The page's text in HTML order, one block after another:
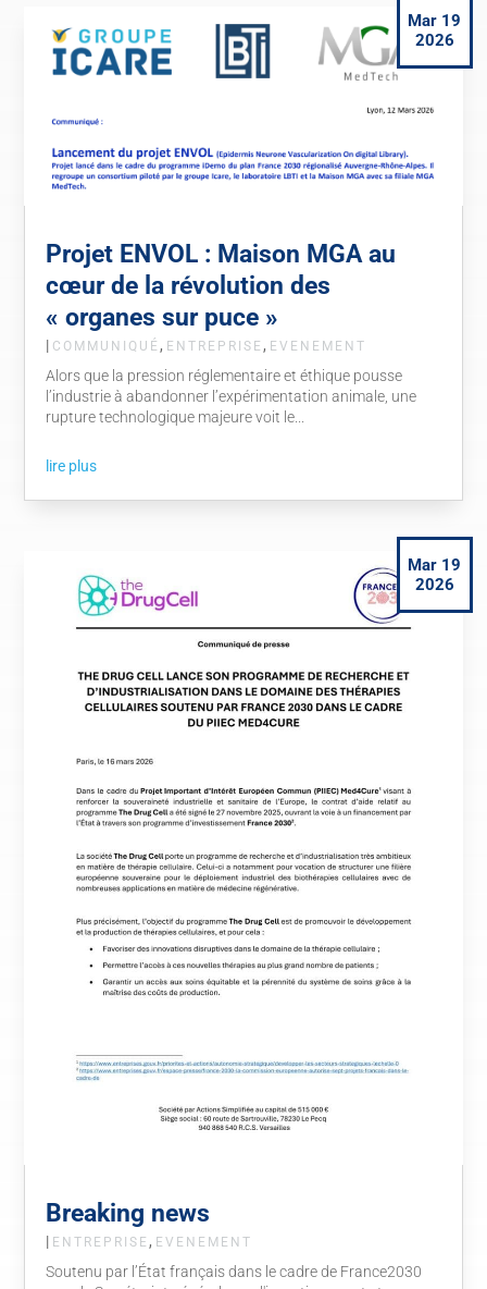
Projet ENVOL : Maison MGA au
cœur de la révolution des
« organes sur puce »
Mar 19
2026
| COMMUNIQUÉ , ENTREPRISE , EVENEMENT
Alors que la pression réglementaire et éthique pousse
l’industrie à abandonner l’expérimentation animale, une
rupture technologique majeure voit le...
lire plus
Breaking news
Mar 19
2026
| ENTREPRISE, EVENEMENT
Soutenu par l’État français dans le cadre de France2030